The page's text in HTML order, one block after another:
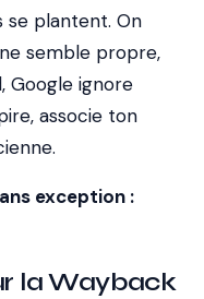
se plantent. On
semble propre,
Google ignore
associe ton
exception :
la Wayback